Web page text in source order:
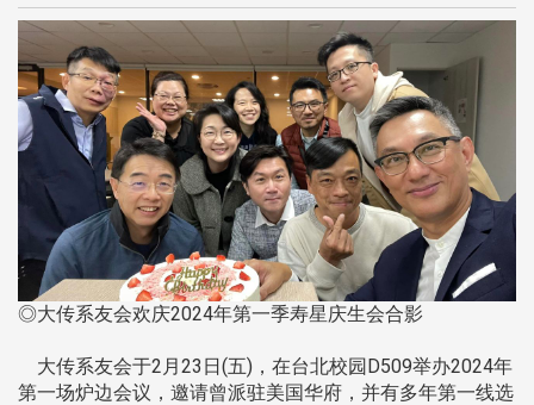
◎大传系友会欢庆2024年第一季寿星庆生会合影
大传系友会于2月23日(五)，在台北校园D509举办2024年
第一场炉边会议，邀请曾派驻美国华府，并有多年第一线选